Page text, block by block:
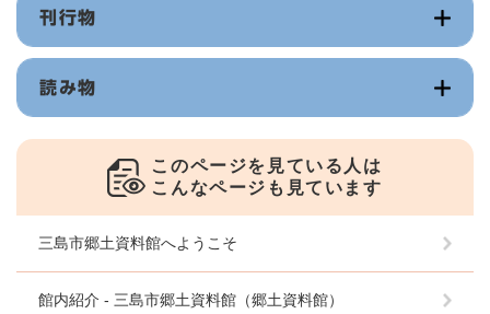
刊行物
読み物
このページを見ている人は
こんなページも見ています
三島市郷土資料館へようこそ
館内紹介 - 三島市郷土資料館（郷土資料館）